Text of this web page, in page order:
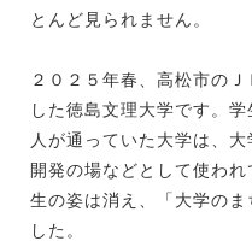
とんど見られません。
２０２５年春、高松市の
した徳島文理大学です。
人が通っていた大学は、
開発の場などとして使わ
生の姿は消え、「大学の
した。